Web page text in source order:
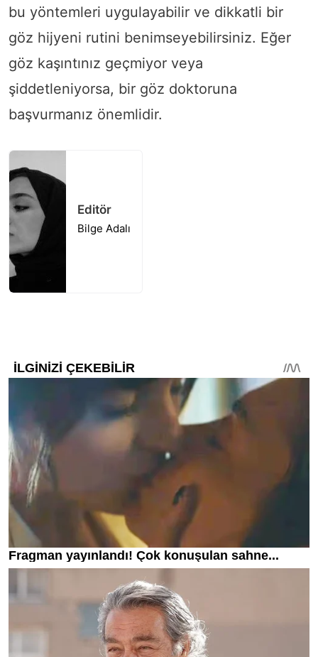
bu yöntemleri uygulayabilir ve dikkatli bir
göz hijyeni rutini benimseyebilirsiniz. Eğer
göz kaşıntınız geçmiyor veya
şiddetleniyorsa, bir göz doktoruna
başvurmanız önemlidir.
Editör
Bilge Adalı